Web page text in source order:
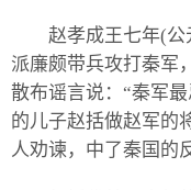
赵孝成王七年(
派廉颇带兵攻打秦军
散布谣言说：“秦军
的儿子赵括做赵军的
人劝谏，中了秦国的